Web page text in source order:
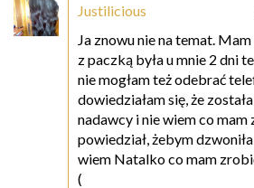
Justilicious
Ja znowu nie na temat.
z paczką była u mnie 2 dni
nie mogłam też odebrać
dowiedziałam się, że
nadawcy i nie wiem co
powiedział, żebym
wiem Natalko co mam
(